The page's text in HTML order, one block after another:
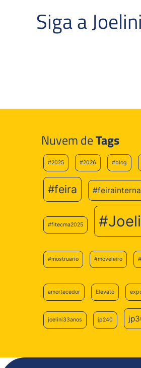
Siga a
Nuvem deTags
#2025 #2026 #blog
#feira
#fitecma2025
#mostruario #moveleiro
amortecedor Elevato
joelini33anos jp240